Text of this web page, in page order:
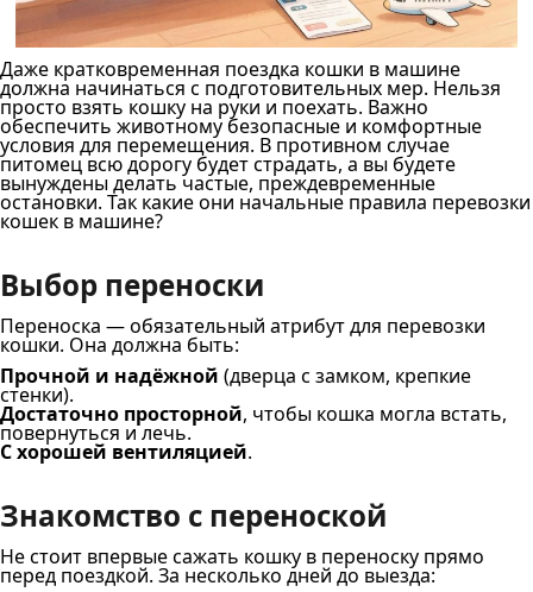
Даже кратковременная поездка кошки в машине
должна начинаться с подготовительных мер. Нельзя
просто взять кошку на руки и поехать. Важно
обеспечить животному безопасные и комфортные
условия для перемещения. В противном случае
питомец всю дорогу будет страдать, а вы будете
вынуждены делать частые, преждевременные
остановки. Так какие они начальные правила перевозки
кошек в машине?
Выбор переноски
Переноска — обязательный атрибут для перевозки
кошки. Она должна быть:
Прочной и надёжной (дверца с замком, крепкие
стенки).
Достаточно просторной, чтобы кошка могла встать,
повернуться и лечь.
С хорошей вентиляцией.
Знакомство с переноской
Не стоит впервые сажать кошку в переноску прямо
перед поездкой. За несколько дней до выезда: